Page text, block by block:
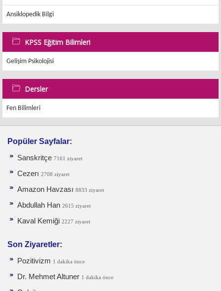
Ansiklopedik Bilgi
KPSS Eğitim Bilimleri
Gelişim Psikolojisi
Dersler
Fen Bilimleri
Popüler Sayfalar:
Sanskritçe 7161 ziyaret
Cezerı 2708 ziyaret
Amazon Havzası 8833 ziyaret
Abdullah Han 2615 ziyaret
Kaval Kemiği 2227 ziyaret
Son Ziyaretler:
Pozitivizm 1 dakika önce
Dr. Mehmet Altuner 1 dakika önce